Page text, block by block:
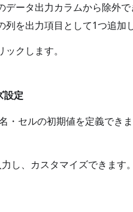
データ出力カラムから除外
列を出力項目として1つ追加
クします。
設定
・セルの初期値を定義でき
し、カスタマイズできます